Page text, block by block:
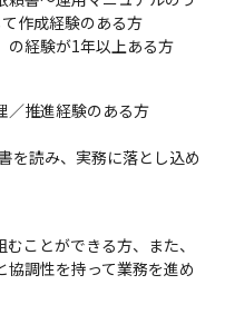
作成経験のある方
の経験が1年以上ある方
／推進経験のある方
を読み、実務に落とし込め
ことができる方、また、
調性を持って業務を進め